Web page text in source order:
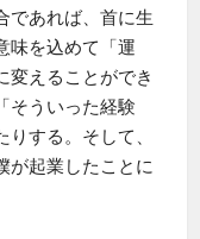
であれば、首に生
味を込めて「運
変えることができ
そういった経験
する。そして、
が起業したことに